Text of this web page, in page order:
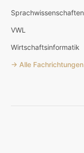
Sprachwissenschaften
VWL
Wirtschaftsinformatik
→ Alle Fachrichtungen